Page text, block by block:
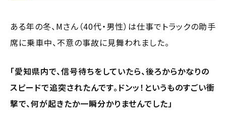
ある年の冬、Mさん（40代・男性）は仕事でトラックの助手
席に乗車中、不意の事故に見舞われました。
「愛知県内で、信号待ちをしていたら、後ろからかなりの
スピードで追突されたんです。ドンッ！というものすごい衝
撃で、何が起きたか一瞬分かりませんでした」